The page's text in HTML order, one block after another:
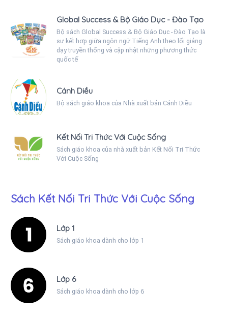
Global Success & Bộ Giáo Dục - Đào Tạo
Bộ sách Global Success & Bộ Giáo Dục - Đào Tạo là
sự kết hợp giữa ngôn ngữ Tiếng Anh theo lối giảng
dạy truyền thống và cập nhật những phương thức
quốc tế
Cánh Diều
Bộ sách giáo khoa của Nhà xuất bản Cánh Diều
Kết Nối Tri Thức Với Cuộc Sống
Sách giáo khoa của nhà xuất bản Kết Nối Tri Thức
Với Cuộc Sống
Sách Kết Nối Tri Thức Với Cuộc Sống
Lớp 1
Sách giáo khoa dành cho lớp 1
Lớp 6
Sách giáo khoa dành cho lớp 6